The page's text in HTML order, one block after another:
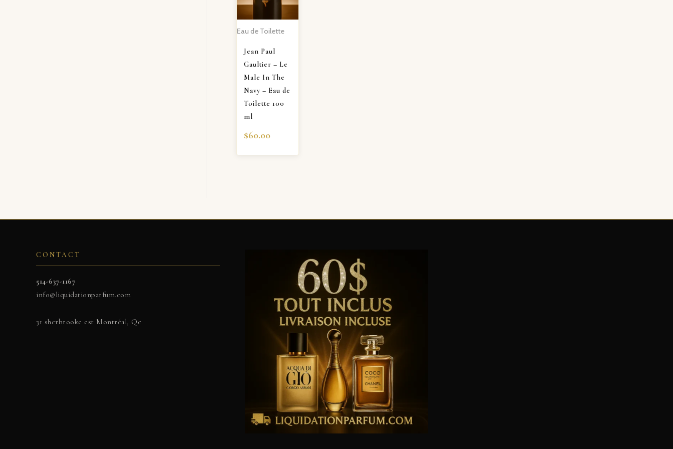
Eau de Toilette
Jean Paul
Gaultier – Le
Male In The
Navy – Eau de
Toilette 100
ml
$60.00
CONTACT
514-637-1167
info@liquidationparfum.com
31 sherbrooke est Montréal, Qc